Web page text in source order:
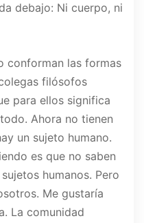
debajo: Ni cuerpo, ni
conforman las formas
filósofos
para ellos significa
Ahora no tienen
un sujeto humano.
es que no saben
humanos. Pero
Me gustaría
La comunidad